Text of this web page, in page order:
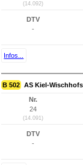
(14.092)
DTV
-
Infos...
B 502 AS Kiel-
Nr.
24
(14.091)
DTV
-